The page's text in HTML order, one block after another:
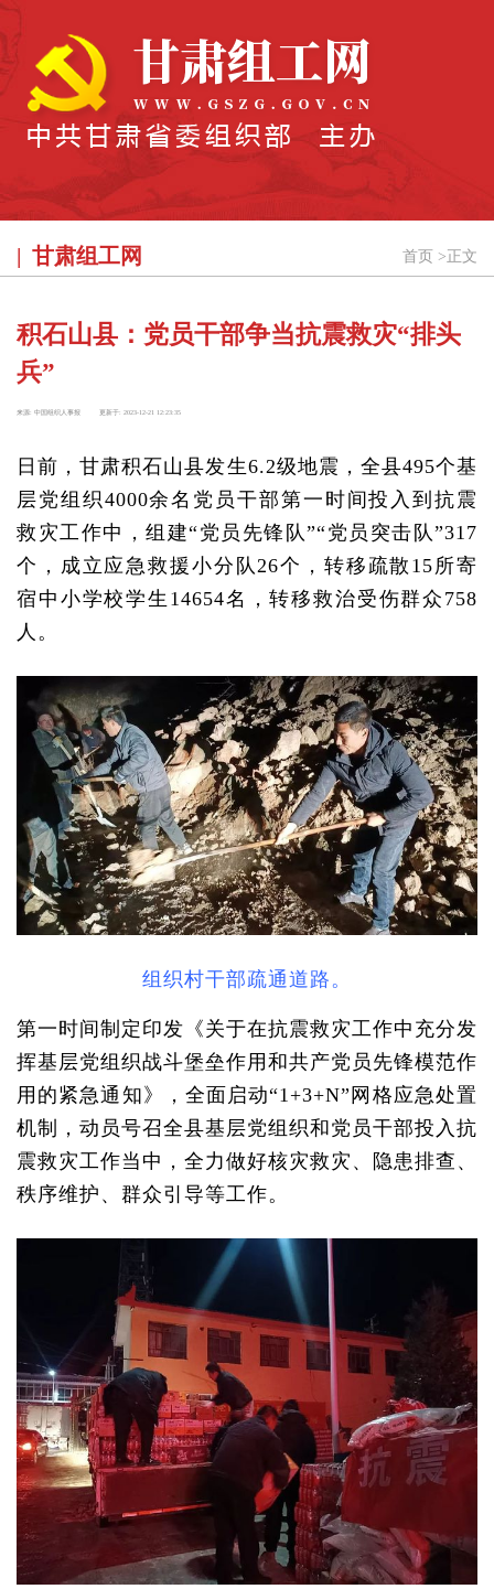
甘肃组工网 首页 > 正文
积石山县：党员干部争当抗震救灾“排头
兵”
来源: 中国组织人事报 更新于: 2023-12-21 12:23:35
日前，甘肃积石山县发生6.2级地震，全县495个基
层党组织4000余名党员干部第一时间投入到抗震
救灾工作中，组建“党员先锋队”“党员突击队”317
个，成立应急救援小分队26个，转移疏散15所寄
宿中小学校学生14654名，转移救治受伤群众758
人。
组织村干部疏通道路。
第一时间制定印发《关于在抗震救灾工作中充分发
挥基层党组织战斗堡垒作用和共产党员先锋模范作
用的紧急通知》，全面启动“1+3+N”网格应急处置
机制，动员号召全县基层党组织和党员干部投入抗
震救灾工作当中，全力做好核灾救灾、隐患排查、
秩序维护、群众引导等工作。